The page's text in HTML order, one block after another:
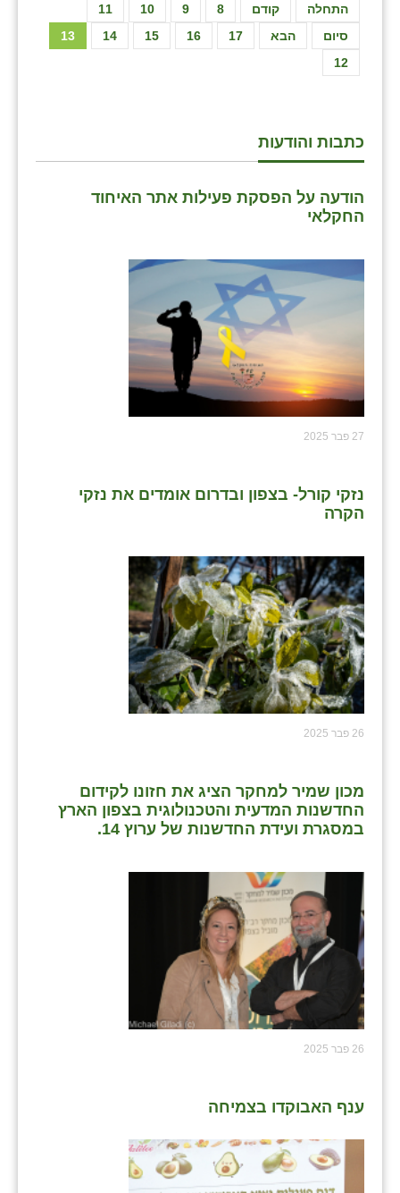
התחלה קודם 8
9
10
11
12
13 14 15 16 17 הבא סיום
כתבות והודעות
הודעה על הפסקת פעילות אתר האיחוד
החקלאי
27 פבר 2025
נזקי קורל- בצפון ובדרום אומדים את נזקי
הקרה
26 פבר 2025
מכון שמיר למחקר הציג את חזונו לקידום
החדשנות המדעית והטכנולוגית בצפון הארץ
במסגרת ועידת החדשנות של ערוץ 14.
26 פבר 2025
ענף האבוקדו בצמיחה